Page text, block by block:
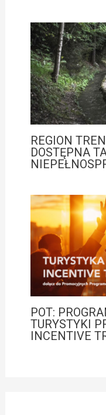
REGION
DOSTĘPNA
POT:
TURYSTYKI
INCENTIVE